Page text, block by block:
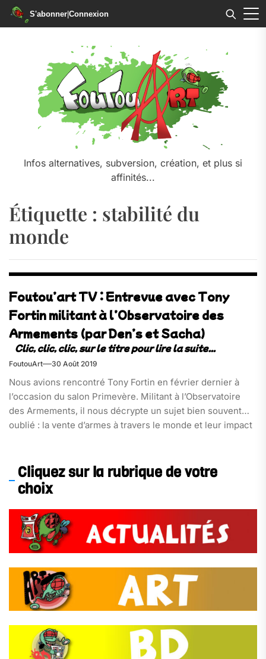
S'abonner|Connexion
Infos alternatives, subversion, création, et plus si
affinités...
Étiquette : stabilité du
monde
Foutou’art TV : Entrevue avec Tony
Fortin militant à l’Observatoire des
Armements (par Den’s et Sacha)
FoutouArt 30 Août 2019
Nous avions rencontré Tony Fortin en février dernier à
l’occasion du salon Primevère. Militant à l’Observatoire
des Armements, il nous décrypte un sujet bien souvent
oublié : la vente d’armes à travers le monde et leur impact
Cliquez sur la rubrique de votre
choix